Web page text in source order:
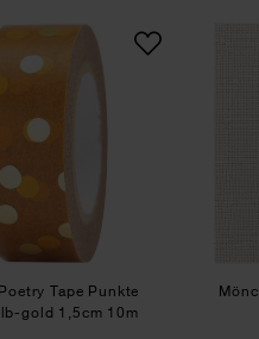
Paper Poetry Tape
Tape Punkte
gold 1,5cm 10m